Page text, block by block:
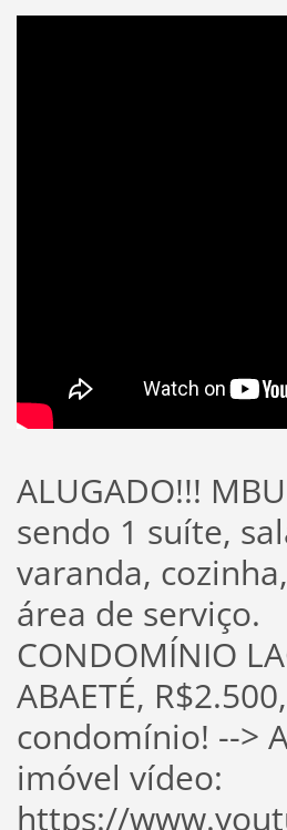
ALUGADO!!!
sendo 1 suíte,
varanda,
área de serviço.
CONDOMÍNIO
ABAETÉ,
condomínio! -->
imóvel vídeo:
https://